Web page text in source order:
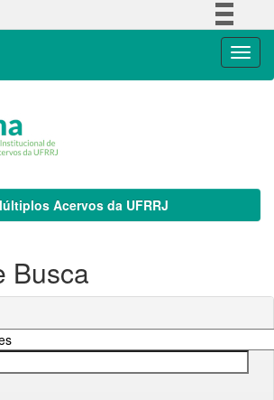
Acervos da UFRRJ
Busca